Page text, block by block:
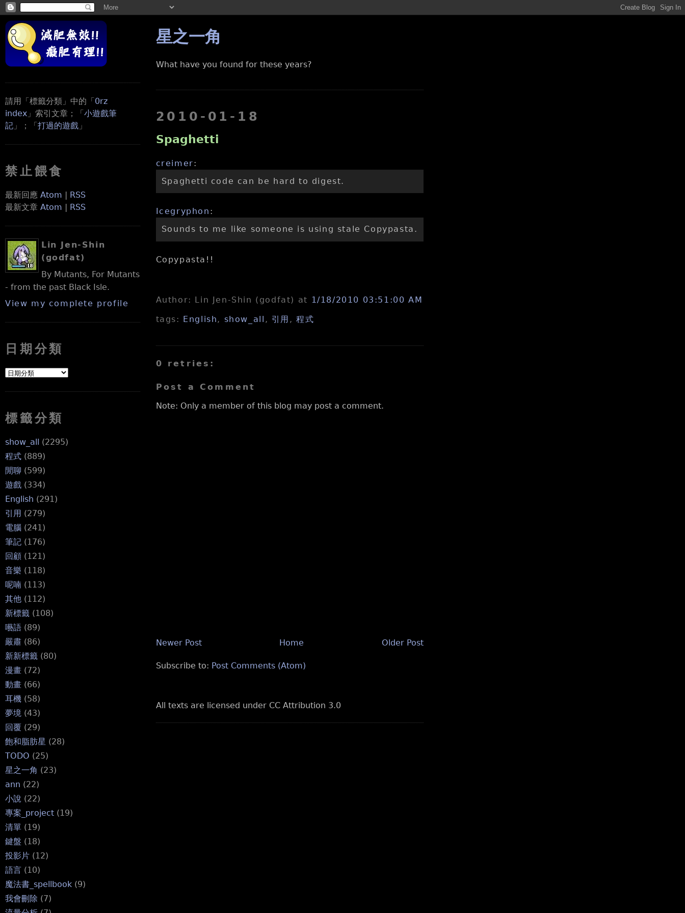
請用「標籤分類」中的「0rz
index 」索引文章；「小遊戲筆
記 」；「打過的遊戲 」
禁止餵食
最新回應 Atom | RSS
最新文章 Atom | RSS
Lin Jen-Shin
(godfat)
By Mutants, For Mutants
- from the past Black Isle.
View my complete profile
日期分類
標籤分類
show_all (2295)
程式 (889)
閒聊 (599)
遊戲 (334)
English (291)
引用 (279)
電腦 (241)
筆記 (176)
回顧 (121)
音樂 (118)
呢喃 (113)
其他 (112)
新標籤 (108)
囈語 (89)
嚴肅 (86)
新新標籤 (80)
漫畫 (72)
動畫 (66)
耳機 (58)
夢境 (43)
回覆 (29)
飽和脂肪星 (28)
TODO (25)
星之一角 (23)
ann (22)
小說 (22)
專案_project (19)
清單 (19)
鍵盤 (18)
投影片 (12)
語言 (10)
魔法書_spellbook (9)
我會刪除 (7)
星之一角
What have you found for these years?
2010-01-18
Spaghetti
creimer:
Spaghetti code can be hard to digest.
Icegryphon :
Sounds to me like someone is using stale Copypasta.
Copypasta!!
Author: Lin Jen-Shin (godfat) at 1/18/2010 03:51:00 AM
tags: English , show_all , 引用 ,程式
0 retries:
Post a Comment
Note: Only a member of this blog may post a comment.
Newer Post Older Post
Home
Subscribe to: Post Comments (Atom)
All texts are licensed under CC Attribution 3.0